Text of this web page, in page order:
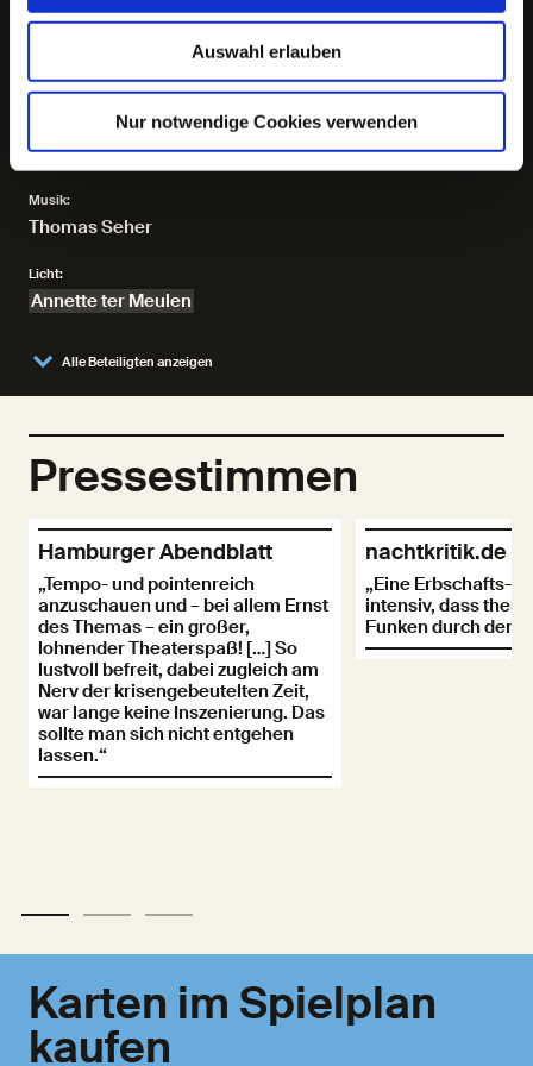
Auswahl erlauben
Nur notwendige Cookies verwenden
Es spielen:
Daniel Hoevels,Jan-Peter Kampwirth
Eva Maria Nikolaus,Angelika Richter
Alle Beteiligten anzeigen
Regie, Bühne und Kostüme:
Heike M. Goetze
Musik:
Thomas Seher
Licht:
Annette ter Meulen
Pressestimmen
Hamburger Abendblatt
„Tempo- und pointenreich
anzuschauen und – bei allem Ernst
des Themas – ein großer,
lohnender Theaterspaß! […] So
lustvoll befreit, dabei zugleich am
Nerv der krisengebeutelten Zeit,
war lange keine Inszenierung. Das
sollte man sich nicht entgehen
lassen.“
nachtkritik.de
„Eine Erbschafts-
intensiv, dass
Funken durch den
Karten im Spielplan
kaufen